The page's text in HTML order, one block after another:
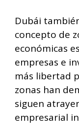
Dubái
concepto de
económicas
empresas e
más libertad
zonas han
siguen
empresarial